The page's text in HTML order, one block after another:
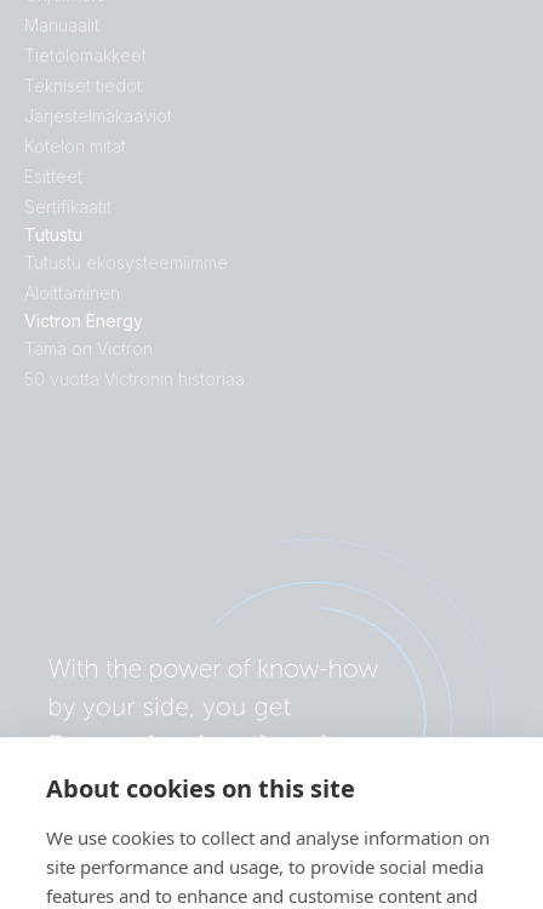
About cookies on this site
We use cookies to collect and analyse information on
site performance and usage, to provide social media
features and to enhance and customise content and
Tutustu
Tutustu ekosysteemiimme
Aloittaminen
Victron Energy
Tämä on Victron
50 vuotta Victronin historiaa
Manuaalit
Tietolomakkeet
Tekniset tiedot
Järjestelmäkaaviot
Kotelon mitat
Esitteet
Sertifikaatit